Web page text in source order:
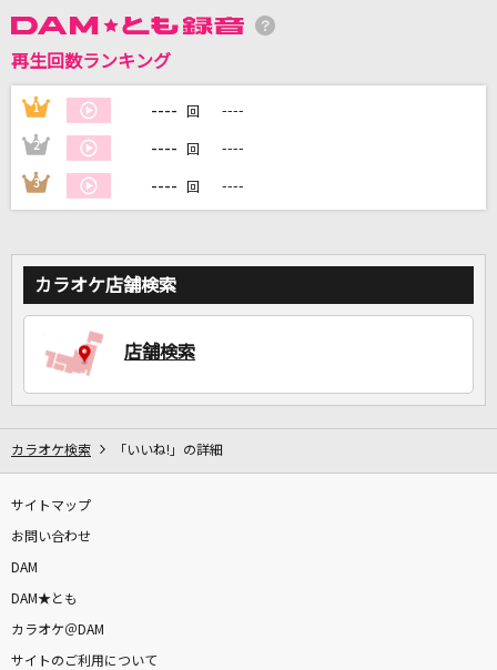
再生回数ランキング
1 ---- 回 ----
2 ---- 回 ----
3 ---- 回 ----
カラオケ店舗検索
店舗検索
カラオケ検索 「いいね!」の詳細
サイトマップ
お問い合わせ
DAM
DAM★とも
カラオケ＠DAM
サイトのご利用について